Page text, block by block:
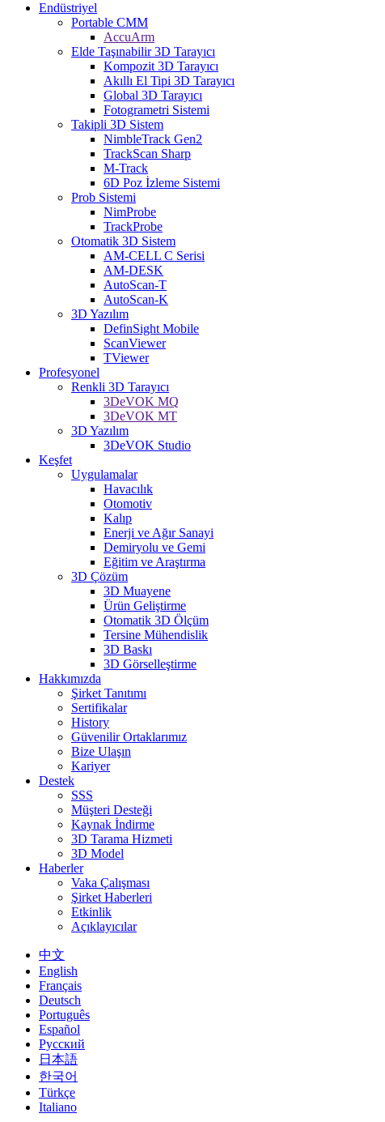
Endüstriyel
Portable CMM
AccuArm
Elde Taşınabilir 3D Tarayıcı
Kompozit 3D Tarayıcı
Akıllı El Tipi 3D Tarayıcı
Global 3D Tarayıcı
Fotogrametri Sistemi
Takipli 3D Sistem
NimbleTrack Gen2
TrackScan Sharp
M-Track
6D Poz İzleme Sistemi
Prob Sistemi
NimProbe
TrackProbe
Otomatik 3D Sistem
AM-CELL C Serisi
AM-DESK
AutoScan-T
AutoScan-K
3D Yazılım
DefinSight Mobile
ScanViewer
TViewer
Profesyonel
Renkli 3D Tarayıcı
3DeVOK MQ
3DeVOK MT
3D Yazılım
3DeVOK Studio
Keşfet
Uygulamalar
Havacılık
Otomotiv
Kalıp
Enerji ve Ağır Sanayi
Demiryolu ve Gemi
Eğitim ve Araştırma
3D Çözüm
3D Muayene
Ürün Geliştirme
Otomatik 3D Ölçüm
Tersine Mühendislik
3D Baskı
3D Görselleştirme
Hakkımızda
Şirket Tanıtımı
Sertifikalar
History
Güvenilir Ortaklarımız
Bize Ulaşın
Kariyer
Destek
SSS
Müşteri Desteği
Kaynak İndirme
3D Tarama Hizmeti
3D Model
Haberler
Vaka Çalışması
Şirket Haberleri
Etkinlik
Açıklayıcılar
中文
English
Français
Deutsch
Português
Español
Русский
日本語
한국어
Türkçe
Italiano